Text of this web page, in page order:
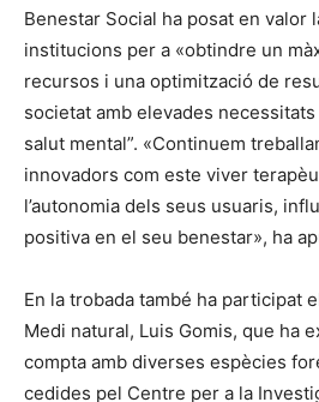
Benestar Social ha posat en valor
institucions per a «obtindre un
recursos i una optimització de
societat amb elevades
salut mental”. «Continuem
innovadors com este viver
l’autonomia dels seus usuaris,
positiva en el seu benestar», ha
En la trobada també ha participat
Medi natural, Luis Gomis, que ha
compta amb diverses espècies
cedides pel Centre per a la